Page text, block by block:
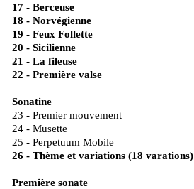
17 - Berceuse
18 - Norvégienne
19 - Feux Follette
20 - Sicilienne
21 - La fileuse
22 - Première valse
Sonatine
23 - Premier mouvement
24 - Musette
25 - Perpetuum Mobile
26 - Thème et variations (18 varations)
Première sonate